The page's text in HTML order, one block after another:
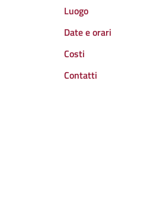
Luogo
Date e orari
Costi
Contatti